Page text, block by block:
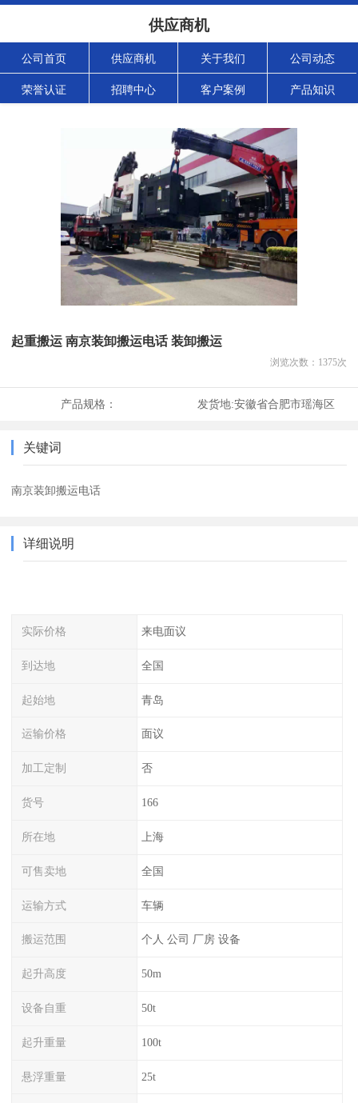
供应商机
公司首页 供应商机 关于我们 公司动态
荣誉认证 招聘中心 客户案例 产品知识
起重搬运 南京装卸搬运电话 装卸搬运
浏览次数： 1375次
产品规格： 发货地:安徽省合肥市瑶海区
关键词
南京装卸搬运电话
详细说明
实际价格 来电面议
到达地 全国
起始地 青岛
运输价格 面议
加工定制 否
货号 166
所在地 上海
可售卖地 全国
运输方式 车辆
搬运范围 个人 公司 厂房 设备
起升高度 50m
设备自重 50t
起升重量 100t
悬浮重量 25t